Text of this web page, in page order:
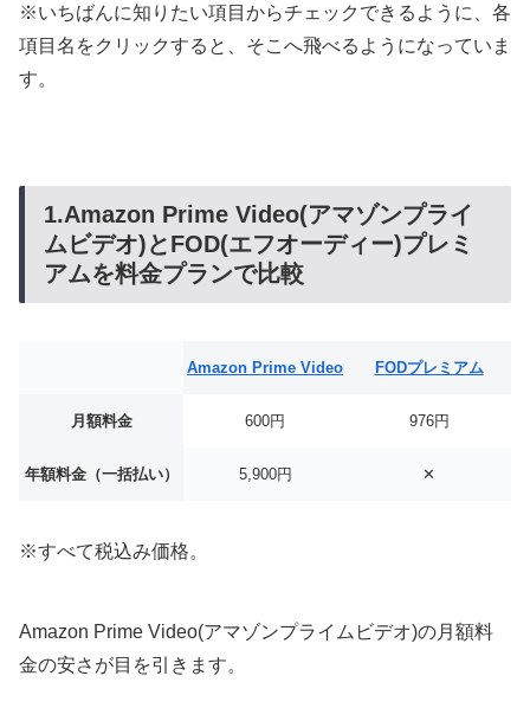
※いちばんに知りたい項目からチェックできるように、各
項目名をクリックすると、そこへ飛べるようになっていま
す。
1.Amazon Prime Video(アマゾンプライ
ムビデオ)とFOD(エフオーディー)プレミ
アムを料金プランで比較
Amazon Prime Video FODプレミアム
月額料金 600円 976円
年額料金（一括払い） 5,900円 ✕
※すべて税込み価格。
Amazon Prime Video(アマゾンプライムビデオ)の月額料
金の安さが目を引きます。